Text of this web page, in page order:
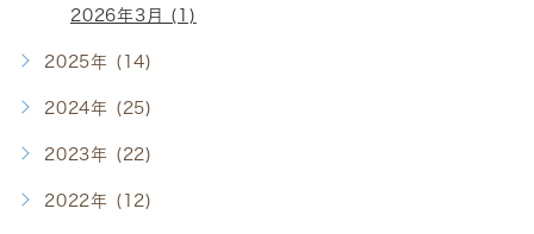
2026年3月 (1)
2025年 (14)
2024年 (25)
2023年 (22)
2022年 (12)